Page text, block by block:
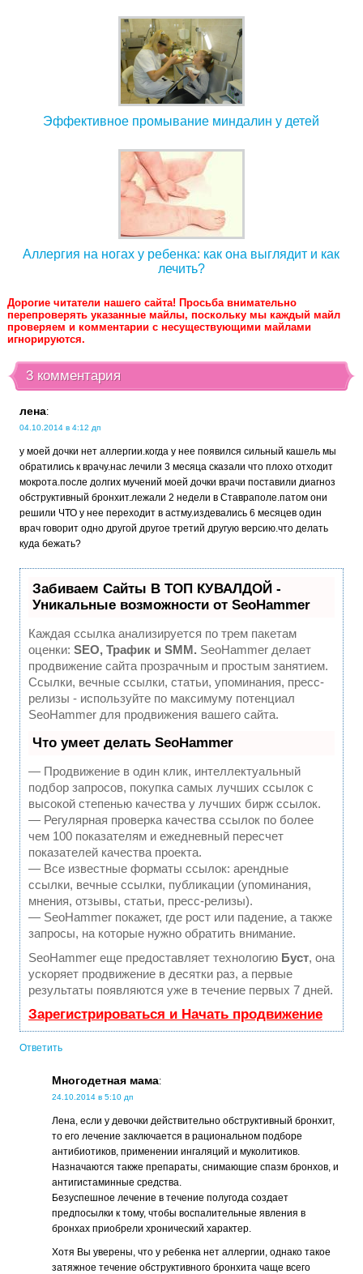
Эффективное промывание миндалин у детей
Аллергия на ногах у ребенка: как она выглядит и как
лечить?
Дорогие читатели нашего сайта! Просьба внимательно
перепроверять указанные майлы, поскольку мы каждый майл
проверяем и комментарии с несуществующими майлами
игнорируются.
3 комментария
лена:
04.10.2014 в 4:12 дп
у моей дочки нет аллергии.когда у нее появился сильный кашель мы
обратились к врачу.нас лечили 3 месяца сказали что плохо отходит
мокрота.после долгих мучений моей дочки врачи поставили диагноз
обструктивный бронхит.лежали 2 недели в Ставраполе.патом они
решили ЧТО у нее переходит в астму.издевались 6 месяцев один
врач говорит одно другой другое третий другую версию.что делать
куда бежать?
Забиваем Сайты В ТОП КУВАЛДОЙ -
Уникальные возможности от SeoHammer
Каждая ссылка анализируется по трем пакетам
оценки: SEO, Трафик и SMM. SeoHammer делает
продвижение сайта прозрачным и простым занятием.
Ссылки, вечные ссылки, статьи, упоминания, пресс-
релизы - используйте по максимуму потенциал
SeoHammer для продвижения вашего сайта.
Что умеет делать SeoHammer
— Продвижение в один клик, интеллектуальный
подбор запросов, покупка самых лучших ссылок с
высокой степенью качества у лучших бирж ссылок.
— Регулярная проверка качества ссылок по более
чем 100 показателям и ежедневный пересчет
показателей качества проекта.
— Все известные форматы ссылок: арендные
ссылки, вечные ссылки, публикации (упоминания,
мнения, отзывы, статьи, пресс-релизы).
— SeoHammer покажет, где рост или падение, а также
запросы, на которые нужно обратить внимание.
SeoHammer еще предоставляет технологию Буст, она
ускоряет продвижение в десятки раз, а первые
результаты появляются уже в течение первых 7 дней.
Зарегистрироваться и Начать продвижение
Ответить
Многодетная мама:
24.10.2014 в 5:10 дп
Лена, если у девочки действительно обструктивный бронхит,
то его лечение заключается в рациональном подборе
антибиотиков, применении ингаляций и муколитиков.
Назначаются также препараты, снимающие спазм бронхов, и
антигистаминные средства.
Безуспешное лечение в течение полугода создает
предпосылки к тому, чтобы воспалительные явления в
бронхах приобрели хронический характер.
Хотя Вы уверены, что у ребенка нет аллергии, однако такое
затяжное течение обструктивного бронхита чаще всего